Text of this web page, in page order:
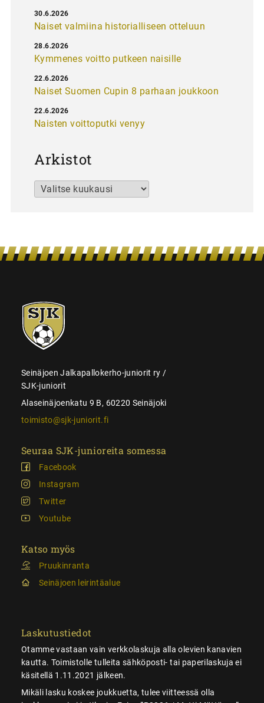
Naiset valmiina historialliseen otteluun
30.6.2026
Kymmenes voitto putkeen naisille
28.6.2026
Naiset Suomen Cupin 8 parhaan joukkoon
22.6.2026
Naisten voittoputki venyy
22.6.2026
Arkistot
Arkistot
SJK-
juniorit
Seinäjoen Jalkapallokerho-juniorit ry /
SJK-juniorit
Alaseinäjoenkatu 9 B, 60220 Seinäjoki
toimisto@sjk-juniorit.fi
Seuraa SJK-junioreita somessa
Facebook
Instagram
Twitter
Youtube
Katso myös
Pruukinranta
Seinäjoen leirintäalue
Laskutustiedot
Otamme vastaan vain verkkolaskuja alla olevien kanavien
kautta. Toimistolle tulleita sähköposti- tai paperilaskuja ei
käsitellä 1.11.2021 jälkeen.
Mikäli lasku koskee joukkuetta, tulee viitteessä olla